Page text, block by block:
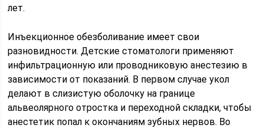
лет.
Инъекционное обезболивание имеет свои
разновидности. Детские стоматологи применяют
инфильтрационную или проводниковую анестезию в
зависимости от показаний. В первом случае укол
делают в слизистую оболочку на границе
альвеолярного отростка и переходной складки, чтобы
анестетик попал к окончаниям зубных нервов. Во